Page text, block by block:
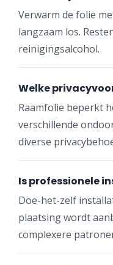
Verwarm de folie
langzaam los.
reinigingsalcohol.
Welke
Raamfolie beperkt
verschillende
diverse
Is professionele
Doe-het-zelf
plaatsing wordt
complexere